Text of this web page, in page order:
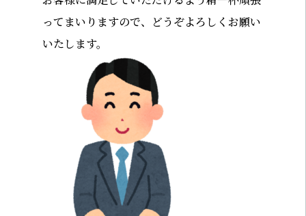
ってまいりますので、どうぞよろしくお願い
いたします。